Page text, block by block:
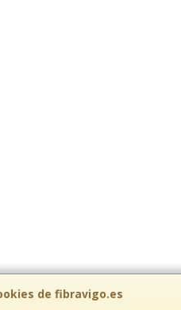
de fibravigo.es